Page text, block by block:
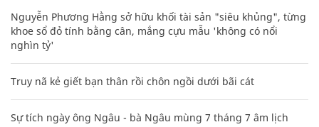
Nguyễn Phương Hằng sở hữu khối tài sản "siêu khủng", từng
khoe sổ đỏ tính bằng cân, mắng cựu mẫu 'không có nổi
nghìn tỷ'
Truy nã kẻ giết bạn thân rồi chôn ngồi dưới bãi cát
Sự tích ngày ông Ngâu - bà Ngâu mùng 7 tháng 7 âm lịch